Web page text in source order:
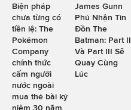
Biện pháp
chưa từng có
tiền lệ: The
Pokémon
Company
chính thức
cấm người
nước ngoài
mua thẻ bài kỷ
niệm 30 năm
James Gunn
Phủ Nhận Tin
Đồn The
Batman: Part II
Và Part III Sẽ
Quay Cùng
Lúc